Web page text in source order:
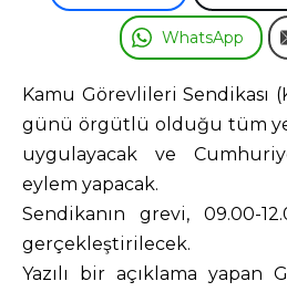
WhatsApp
Kamu Görevlileri Sendikası
günü örgütlü olduğu tüm
uygulayacak ve
eylem yapacak.
Sendikanın grevi, 09.00-
gerçekleştirilecek.
Yazılı bir açıklama yapan